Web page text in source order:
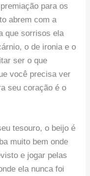
para os
abrem com a
que sorrisos ela
o de ironia e o
ser o que
você precisa ver
seu coração é o
tesouro, o beijo é
muito bem onde
e jogar pelas
ela nunca foi